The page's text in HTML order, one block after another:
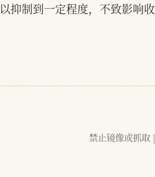
以抑制到一定程度，不致影响
禁止镜像或抓